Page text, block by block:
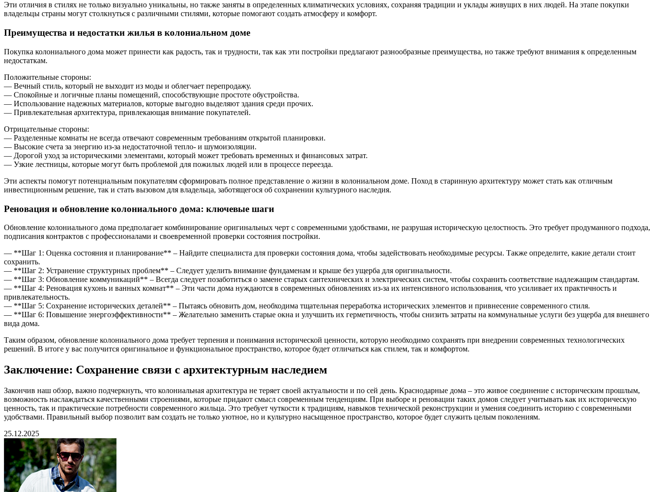
Эти отличия в стилях не только визуально уникальны, но также заняты в определенных климатических условиях, сохраняя традиции и уклады живущих в них людей. На этапе покупки
владельцы страны могут столкнуться с различными стилями, которые помогают создать атмосферу и комфорт.
Преимущества и недостатки жилья в колониальном доме
Покупка колониального дома может принести как радость, так и трудности, так как эти постройки предлагают разнообразные преимущества, но также требуют внимания к определенным
недостаткам.
Положительные стороны:
— Вечный стиль, который не выходит из моды и облегчает перепродажу.
— Спокойные и логичные планы помещений, способствующие простоте обустройства.
— Использование надежных материалов, которые выгодно выделяют здания среди прочих.
— Привлекательная архитектура, привлекающая внимание покупателей.
Отрицательные стороны:
— Разделенные комнаты не всегда отвечают современным требованиям открытой планировки.
— Высокие счета за энергию из-за недостаточной тепло- и шумоизоляции.
— Дорогой уход за историческими элементами, который может требовать временных и финансовых затрат.
— Узкие лестницы, которые могут быть проблемой для пожилых людей или в процессе переезда.
Эти аспекты помогут потенциальным покупателям сформировать полное представление о жизни в колониальном доме. Поход в старинную архитектуру может стать как отличным
инвестиционным решение, так и стать вызовом для владельца, заботящегося об сохранении культурного наследия.
Реновация и обновление колониального дома: ключевые шаги
Обновление колониального дома предполагает комбинирование оригинальных черт с современными удобствами, не разрушая историческую целостность. Это требует продуманного подхода,
подписания контрактов с профессионалами и своевременной проверки состояния постройки.
— **Шаг 1: Оценка состояния и планирование** – Найдите специалиста для проверки состояния дома, чтобы задействовать необходимые ресурсы. Также определите, какие детали стоит
сохранить.
— **Шаг 2: Устранение структурных проблем** – Следует уделить внимание фундаменам и крыше без ущерба для оригинальности.
— **Шаг 3: Обновление коммуникаций** – Всегда следует позаботиться о замене старых сантехнических и электрических систем, чтобы сохранить соответствие надлежащим стандартам.
— **Шаг 4: Реновация кухонь и ванных комнат** – Эти части дома нуждаются в современных обновлениях из-за их интенсивного использования, что усиливает их практичность и
привлекательность.
— **Шаг 5: Сохранение исторических деталей** – Пытаясь обновить дом, необходима тщательная переработка исторических элементов и привнесение современного стиля.
— **Шаг 6: Повышение энергоэффективности** – Желательно заменить старые окна и улучшить их герметичность, чтобы снизить затраты на коммунальные услуги без ущерба для внешнего
вида дома.
Таким образом, обновление колониального дома требует терпения и понимания исторической ценности, которую необходимо сохранять при внедрении современных технологических
решений. В итоге у вас получится оригинальное и функциональное пространство, которое будет отличаться как стилем, так и комфортом.
Заключение: Сохранение связи с архитектурным наследием
Закончив наш обзор, важно подчеркнуть, что колониальная архитектура не теряет своей актуальности и по сей день. Краснодарные дома – это живое соединение с историческим прошлым,
возможность наслаждаться качественными строениями, которые придают смысл современным тенденциям. При выборе и реновации таких домов следует учитывать как их историческую
ценность, так и практические потребности современного жильца. Это требует чуткости к традициям, навыков технической реконструкции и умения соединить историю с современными
удобствами. Правильный выбор позволит вам создать не только уютное, но и культурно насыщенное пространство, которое будет служить целым поколениям.
25.12.2025